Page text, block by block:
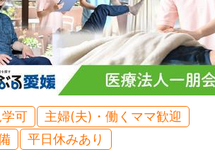
学可
主婦(夫)・働くママ歓迎
平日休みあり